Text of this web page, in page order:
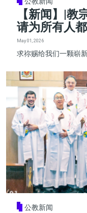
【新闻】|教
请为所有人
May 01, 2026
求祢赐给我们一颗崭
公教新闻